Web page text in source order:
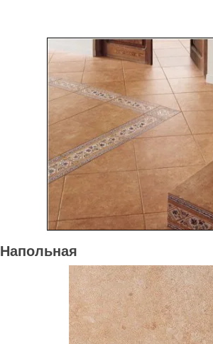
Напольная